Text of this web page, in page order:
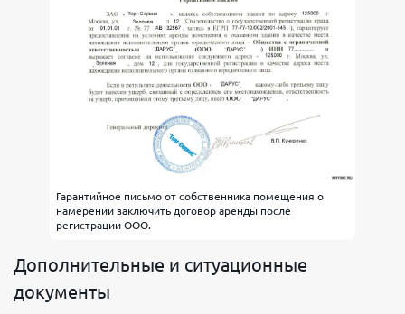
Гарантийное письмо от собственника помещения о
намерении заключить договор аренды после
регистрации ООО.
Дополнительные и ситуационные
документы